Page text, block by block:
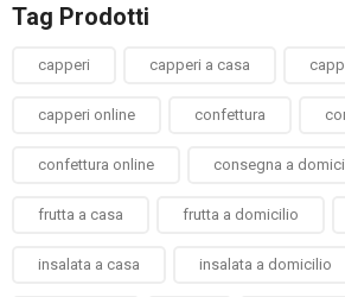
Tag Prodotti
capperi capperi a casa
capperi online confettura
confettura online consegna a
frutta a casa frutta a domicilio
insalata a casa insalata a domicilio